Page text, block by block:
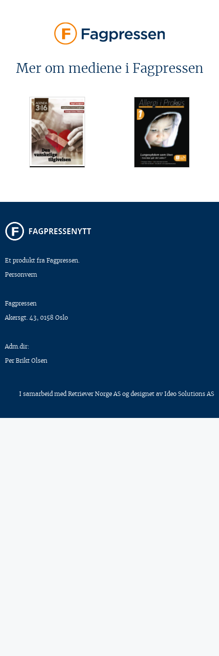
Mer om mediene i Fagpressen
Et produkt fra Fagpressen.
Personvern
Fagpressen
Akersgt. 43, 0158 Oslo
Adm.dir:
Per Brikt Olsen
I samarbeid med Retriever Norge AS og designet av Ideo Solutions AS